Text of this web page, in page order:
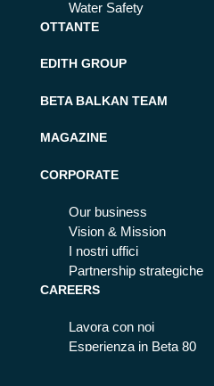
Water Safety
OTTANTE
EDITH GROUP
BETA BALKAN TEAM
MAGAZINE
CORPORATE
Our business
Vision & Mission
I nostri uffici
Partnership strategiche
CAREERS
Lavora con noi
Esperienza in Beta 80